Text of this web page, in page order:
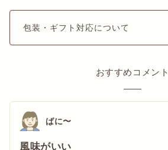
包装・ギフト対応について
おすすめコメント
ばに〜
風味がいい